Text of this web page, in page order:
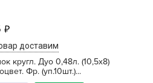
доставим
кругл. Дуо 0,48л. (10,5х8)
Фр. (уп.10шт.)...